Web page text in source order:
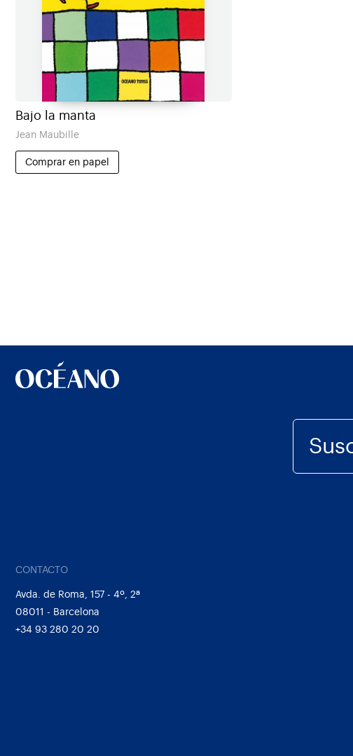
Bajo la manta
Jean Maubille
Comprar en papel
CONTACTO
Avda. de Roma, 157 - 4º, 2ª
08011 - Barcelona
+34 93 280 20 20